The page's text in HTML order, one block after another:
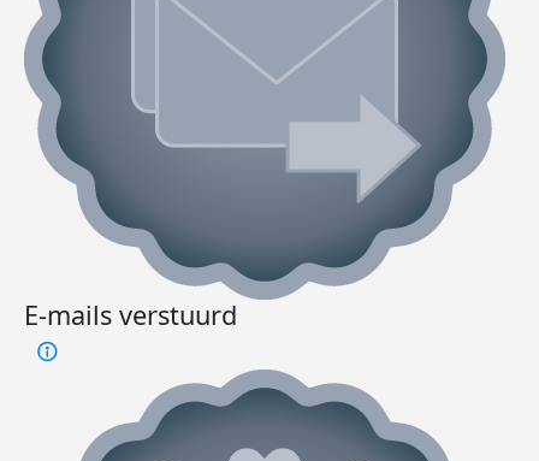
E-mails verstuurd